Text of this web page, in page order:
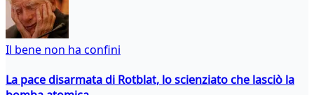
Il bene non ha confini
La pace disarmata di Rotblat, lo scienziato che lasciò la